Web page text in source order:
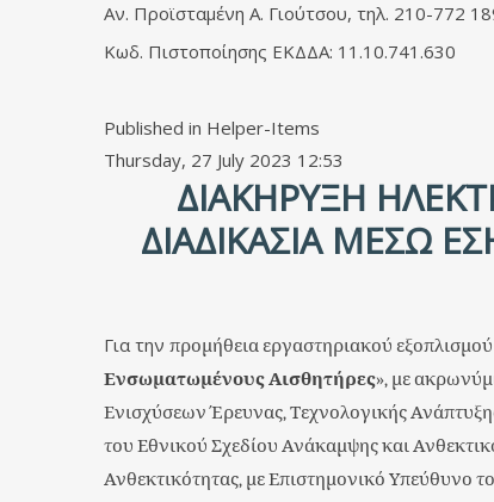
Αν. Προϊσταμένη Α. Γιούτσου, τηλ. 210-772
Κωδ. Πιστοποίησης ΕΚΔΔΑ: 11.10.741.630
Published in Helper-Items
Thursday, 27 July 2023 12:53
ΔΙΑΚΗΡΥΞΗ
ΔΙΑΔΙΚΑΣΙΑ ΜΕΣΩ
Για την προμήθεια εργαστηριακού εξοπλισμού
Ενσωματωμένους Αισθητήρες», με
Ενισχύσεων Έρευνας, Τεχνολογικής
του Εθνικού Σχεδίου Ανάκαμψης και
Ανθεκτικότητας, με Επιστημονικό Υπεύθυνο